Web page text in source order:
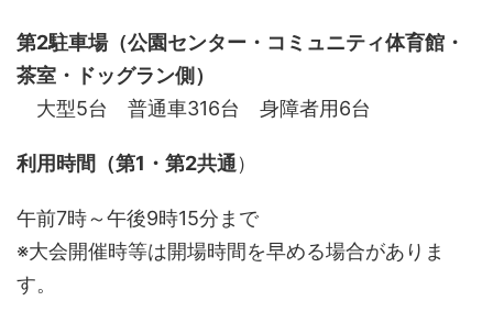
第2駐車場（公園センター・コミュニティ体育館・
茶室・ドッグラン側）
大型5台 普通車316台 身障者用6台
利用時間（第1・第2共通）
午前7時～午後9時15分まで
※大会開催時等は開場時間を早める場合がありま
す。